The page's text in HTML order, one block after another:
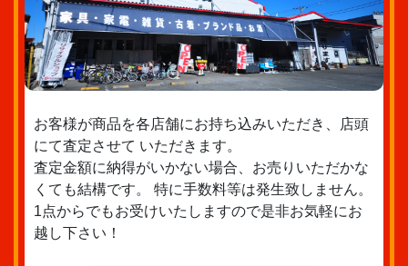
お客様が商品を各店舗にお持ち込みいただき、店頭
にて査定させて いただきます。
査定金額に納得がいかない場合、お売りいただかな
くても結構です。 特に手数料等は発生致しません。
1点からでもお受けいたしますので是非お気軽にお
越し下さい！